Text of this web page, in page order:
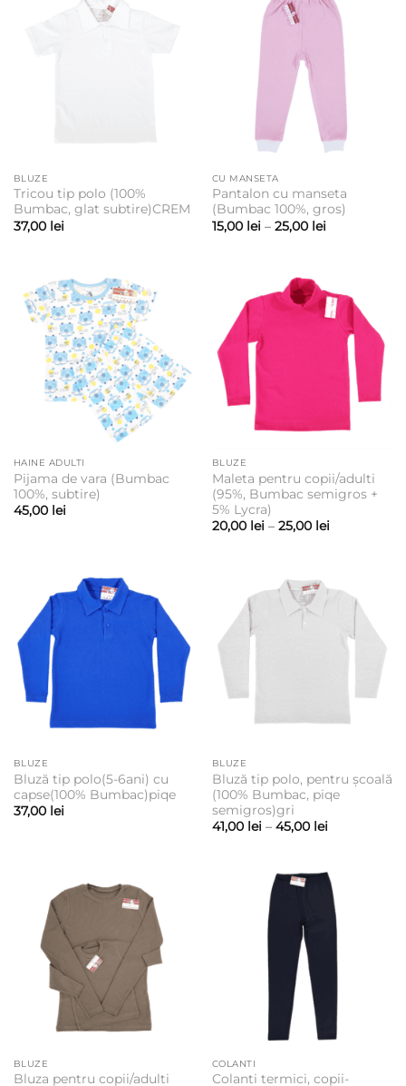
BLUZE
Tricou tip polo (100%
Bumbac, glat subtire)CREM
37,00 lei
CU MANSETA
Pantalon cu manseta
(Bumbac 100%, gros)
15,00 lei – 25,00 leiInterval
25,00 lei
HAINE ADULTI
Pijama de vara (Bumbac
100%, subtire)
45,00 lei
BLUZE
Maleta pentru copii/adulti
(95%, Bumbac semigros +
5% Lycra)
20,00 lei – 25,00 leiInterval
25,00 lei
BLUZE
Bluză tip polo(5-6ani) cu
capse(100% Bumbac)piqe
37,00 lei
BLUZE
Bluză tip polo, pentru școală
(100% Bumbac, piqe
semigros)gri
41,00 lei – 45,00 leiInterval
până
la
45,00 lei
BLUZE
Bluza pentru copii/adulti
COLANTI
Colanti termici, copii-